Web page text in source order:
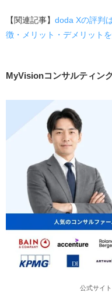
【関連記事】 doda Xの評判
徴・メリット・デメリット
MyVisionコンサルティン
公式サイト